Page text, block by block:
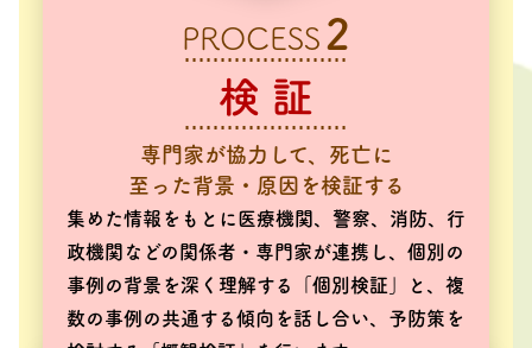
PROCESS 2
検 証
専門家が協力して、死亡に
至った背景・原因を検証する
集めた情報をもとに医療機関、警察、消防、行
政機関などの関係者・専門家が連携し、個別の
事例の背景を深く理解する「個別検証」と、複
数の事例の共通する傾向を話し合い、予防策を